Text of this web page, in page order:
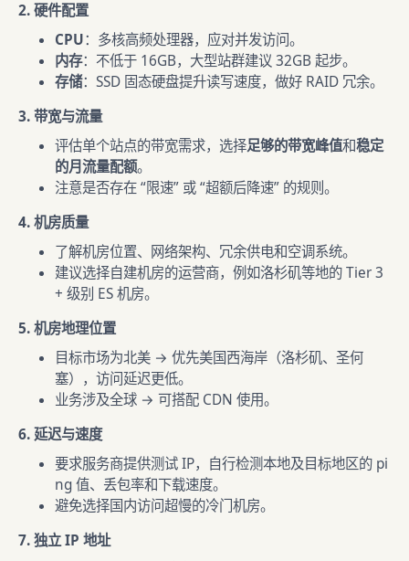
2. 硬件配置
CPU：多核高频处理器，应对并发访问。
内存：不低于 16GB，大型站群建议 32GB 起步。
存储：SSD 固态硬盘提升读写速度，做好 RAID 冗余。
3. 带宽与流量
评估单个站点的带宽需求，选择足够的带宽峰值和稳定
的月流量配额。
注意是否存在 “限速” 或 “超额后降速” 的规则。
4. 机房质量
了解机房位置、网络架构、冗余供电和空调系统。
建议选择自建机房的运营商，例如洛杉矶等地的 Tier 3
+ 级别 ES 机房。
5. 机房地理位置
目标市场为北美 → 优先美国西海岸（洛杉矶、圣何
塞），访问延迟更低。
业务涉及全球 → 可搭配 CDN 使用。
6. 延迟与速度
要求服务商提供测试 IP，自行检测本地及目标地区的 pi
ng 值、丢包率和下载速度。
避免选择国内访问超慢的冷门机房。
7. 独立 IP 地址